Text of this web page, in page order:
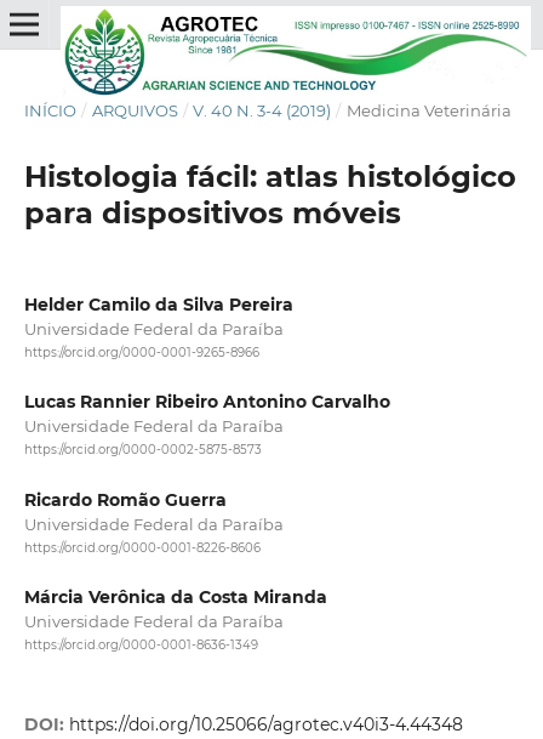
INÍCIO / ARQUIVOS / V. 40 N. 3-4 (2019) / Medicina Veterinária
Histologia fácil: atlas histológico
para dispositivos móveis
Helder Camilo da Silva Pereira
Universidade Federal da Paraíba
https://orcid.org/0000-0001-9265-8966
Lucas Rannier Ribeiro Antonino Carvalho
Universidade Federal da Paraíba
https://orcid.org/0000-0002-5875-8573
Ricardo Romão Guerra
Universidade Federal da Paraíba
https://orcid.org/0000-0001-8226-8606
Márcia Verônica da Costa Miranda
Universidade Federal da Paraíba
https://orcid.org/0000-0001-8636-1349
DOI: https://doi.org/10.25066/agrotec.v40i3-4.44348